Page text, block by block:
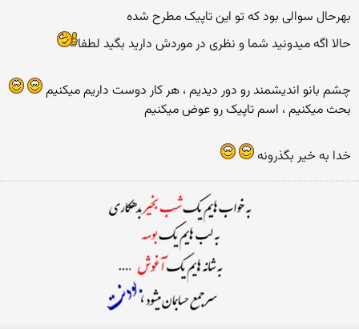
بهرحال سوالی بود که تو این تاپیک مطرح شده
حالا اگه میدونید شما و نظری در موردش دارید بگید لطفا
چشم بانو اندیشمند رو دور دیدیم ، هر کار دوست داریم میکنیم
بحث میکنیم ، اسم تاپیک رو عوض میکنیم
خدا به خیر بگذرونه